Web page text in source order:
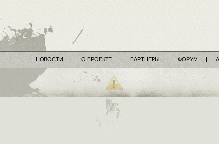
НОВОСТИ О ПРОЕКТЕ ПАРТНЕРЫ ФОРУМ